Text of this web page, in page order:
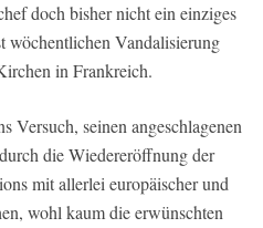
doch bisher nicht ein einziges
wöchentlichen Vandalisierung
in Frankreich.
Versuch, seinen angeschlagenen
die Wiedereröffnung der
mit allerlei europäischer und
wohl kaum die erwünschten